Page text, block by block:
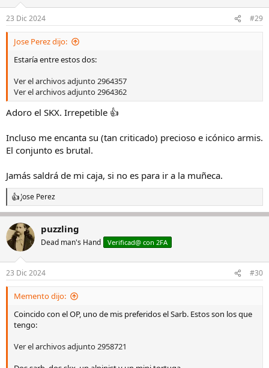
23 Dic 2024 #29
Jose Perez dijo:
Estaría entre estos dos:
Ver el archivos adjunto 2964357
Ver el archivos adjunto 2964362
Adoro el SKX. Irrepetible 👍
Incluso me encanta su (tan criticado) precioso e icónico armis.
El conjunto es brutal.
Jamás saldrá de mi caja, si no es para ir a la muñeca.
R
e
a
c
c
i
e
s
Jose Perez
puzzling
Dead man's Hand Verificad@ con 2FA
23 Dic 2024 #30
Memento dijo:
Coincido con el OP, uno de mis preferidos el Sarb. Estos son los que
tengo:
Ver el archivos adjunto 2958721